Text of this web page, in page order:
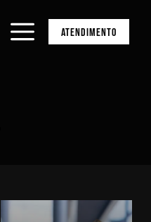
ATENDIMENTO